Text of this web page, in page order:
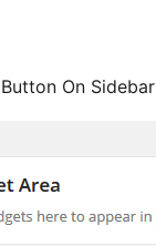
On Sidebar